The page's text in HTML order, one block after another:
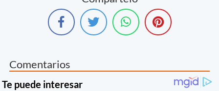
Comentarios